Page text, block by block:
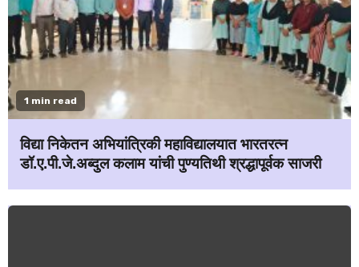
1 min read
विद्या निकेतन अभियांत्रिकी महाविद्यालयात भारतरत्न
डॉ.ए.पी.जे.अब्दुल कलाम यांची पुण्यतिथी श्रद्धापूर्वक साजरी